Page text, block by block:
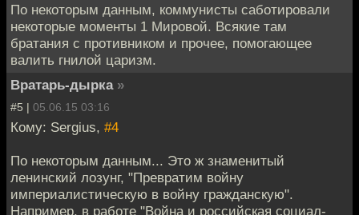
По некоторым данным, коммунисты саботировали
некоторые моменты 1 Мировой. Всякие там
братания с противником и прочее, помогающее
валить гнилой царизм.
Вратарь-дырка »
#5 | 05.06.15 03:16
Кому: Sergius, #4
По некоторым данным... Это ж знаменитый
ленинский лозунг, "Превратим войну
империалистическую в войну гражданскую".
Например, в работе "Война и российская социал-